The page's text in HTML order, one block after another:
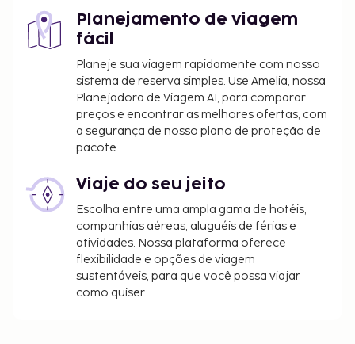
com menos 12 anos estão isentas deste
imposto.
Incluímos todas as taxas que o alojamento nos
comunicou.
O alojamento é limpo por profissionais.
Planejamento de viagem
fácil
Planeje sua viagem rapidamente com nosso
sistema de reserva simples. Use Amelia, nossa
Planejadora de Viagem AI, para comparar
preços e encontrar as melhores ofertas, com
a segurança de nosso plano de proteção de
pacote.
Viaje do seu jeito
Escolha entre uma ampla gama de hotéis,
companhias aéreas, aluguéis de férias e
atividades. Nossa plataforma oferece
flexibilidade e opções de viagem
sustentáveis, para que você possa viajar
como quiser.